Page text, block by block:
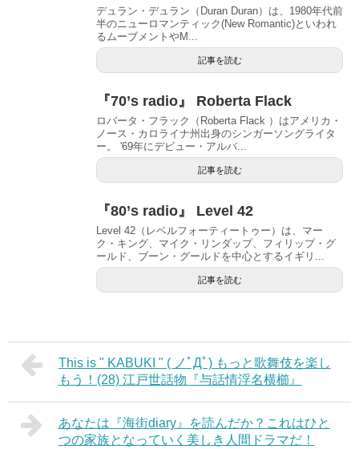
デュラン・デュラン（Duran Duran）は、1980年代前
半のニューロマンティック(New Romantic)といわれ
るムーブメントやM...
記事を読む
『70’s radio』 Roberta Flack
ロバータ・フラック（Roberta Flack ）はアメリカ・
ノース・カロライナ州出身のシンガーソングライタ
ー。 '69年にデビュー・アルバ...
記事を読む
『80’s radio』 Level 42
Level 42（レベルフォーティートゥー）は、マー
ク・キング、マイク・リンダップ、フィリップ・グ
ールド、ブーン・グールドを中心とするイギリ...
記事を読む
This is " KABUKI " ( ノﾟДﾟ) もっと歌舞伎を楽し
もう！(28) 江戸世話物『与話情浮名横櫛』
あなたは『海街diary』を読んだか？これはひと
つの家族となっていく美しき人間ドラマだ！